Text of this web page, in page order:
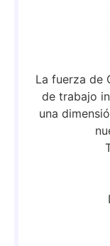
La fuerza de
de trabajo
una